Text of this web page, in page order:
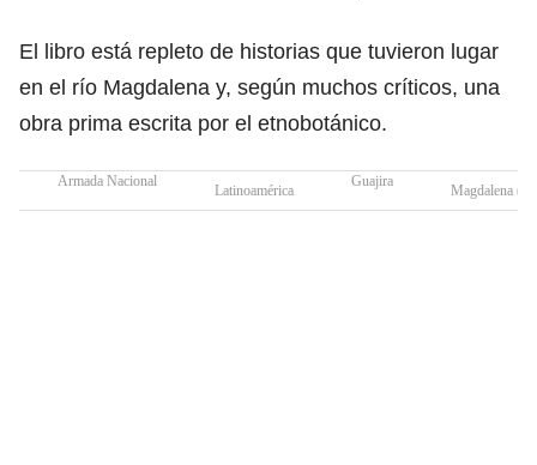
El libro está repleto de historias que tuvieron lugar
en el río Magdalena y, según muchos críticos, una
obra prima escrita por el etnobotánico.
Armada Nacional
Latinoamérica
Guajira
Magdalena